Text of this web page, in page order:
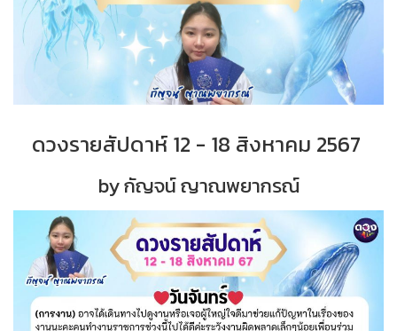
ดวงรายสัปดาห์ 12 - 18 สิงหาคม 2567
by กัญจน์ ญาณพยากรณ์